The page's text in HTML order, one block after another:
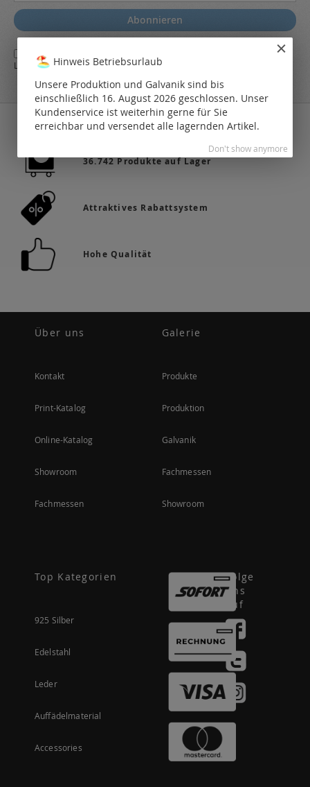
sich
für
unseren
Newsletter
a:
Abonnieren
Ja,ich stimme den
des
LEO Online-Shop zu.
36.742 Produkte auf Lager
Attraktives Rabattsystem
Hohe Qualität
Über uns
Kontakt
Print-Katalog
Online-Katalog
Showroom
Fachmessen
Galerie
Produkte
Produktion
Galvanik
Fachmessen
Showroom
Top Kategorien
925 Silber
Edelstahl
Leder
Auffädelmaterial
Accessories
Folge
uns
auf
Hinweis Betriebsurlaub
Unsere Produktion und Galvanik sind bis
einschließlich 16. August 2026 geschlossen. Unser
Kundenservice ist weiterhin gerne für Sie
erreichbar und versendet alle lagernden Artikel.
Don't show anymore